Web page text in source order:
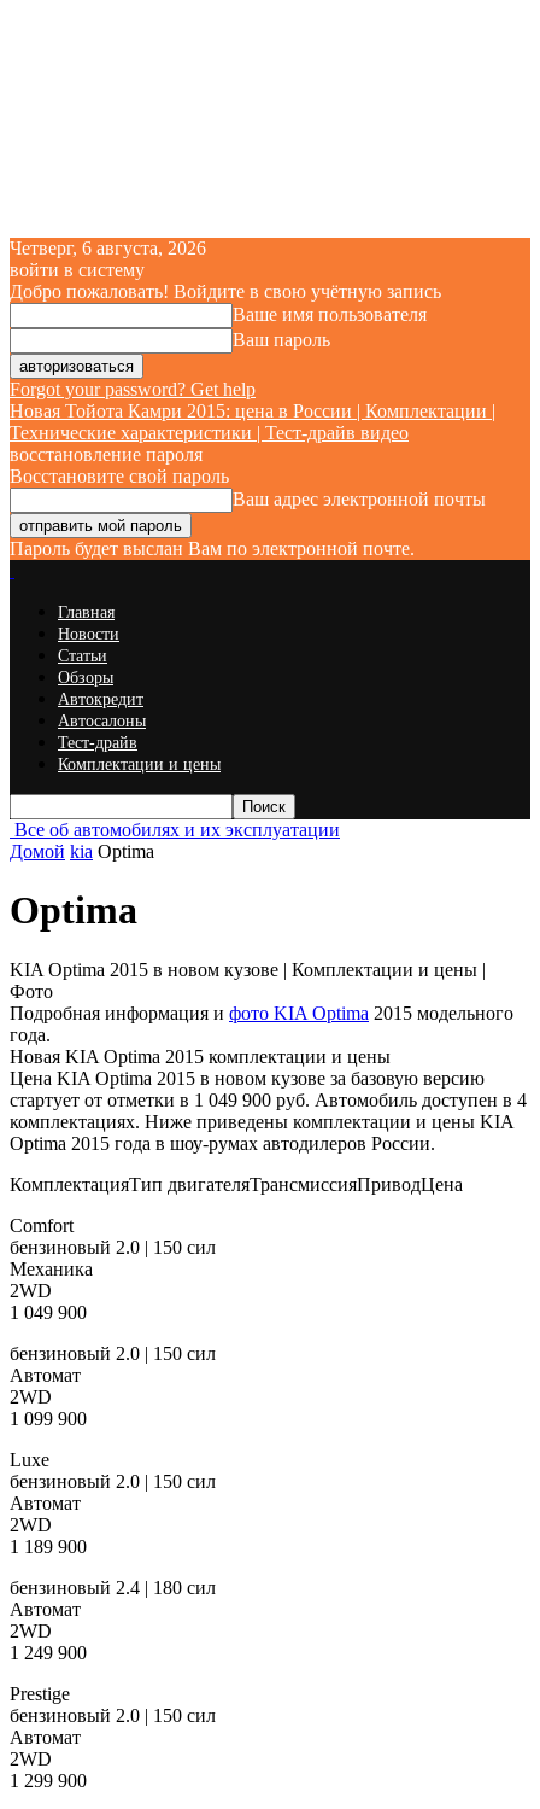
Четверг, 6 августа, 2026
войти в систему
Добро пожаловать! Войдите в свою учётную запись
Ваше имя пользователя
Ваш пароль
Forgot your password? Get help
Новая Тойота Камри 2015: цена в России | Комплектации |
Технические характеристики | Тест-драйв видео
восстановление пароля
Восстановите свой пароль
Ваш адрес электронной почты
Пароль будет выслан Вам по электронной почте.
Главная
Новости
Статьи
Обзоры
Автокредит
Автосалоны
Тест-драйв
Комплектации и цены
Все об автомобилях и их эксплуатации
Домой kia Optima
Optima
KIA Optima 2015 в новом кузове | Комплектации и цены |
Фото
Подробная информация и фото KIA Optima 2015 модельного
года.
Новая KIA Optima 2015 комплектации и цены
Цена KIA Optima 2015 в новом кузове за базовую версию
стартует от отметки в 1 049 900 руб. Автомобиль доступен в 4
комплектациях. Ниже приведены комплектации и цены KIA
Optima 2015 года в шоу-румах автодилеров России.
КомплектацияТип двигателяТрансмиссияПриводЦена
Comfort
бензиновый 2.0 | 150 сил
Механика
2WD
1 049 900
бензиновый 2.0 | 150 сил
Автомат
2WD
1 099 900
Luxe
бензиновый 2.0 | 150 сил
Автомат
2WD
1 189 900
бензиновый 2.4 | 180 сил
Автомат
2WD
1 249 900
Prestige
бензиновый 2.0 | 150 сил
Автомат
2WD
1 299 900